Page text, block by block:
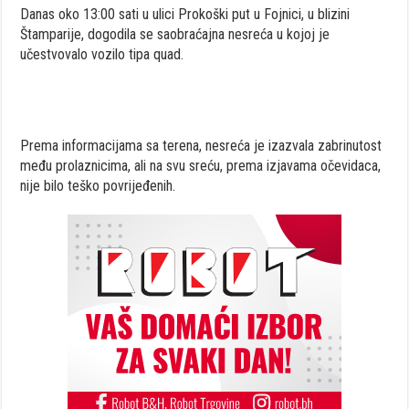
Danas oko 13:00 sati u ulici Prokoški put u Fojnici, u blizini
Štamparije, dogodila se saobraćajna nesreća u kojoj je
učestvovalo vozilo tipa quad.
Prema informacijama sa terena, nesreća je izazvala zabrinutost
među prolaznicima, ali na svu sreću, prema izjavama očevidaca,
nije bilo teško povrijeđenih.